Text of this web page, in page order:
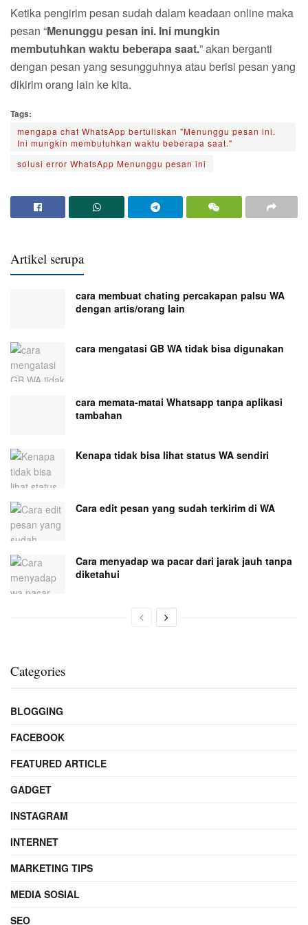
Ketika pengirim pesan sudah dalam keadaan online maka
pesan “Menunggu pesan ini. Ini mungkin
membutuhkan waktu beberapa saat.” akan berganti
dengan pesan yang sesungguhnya atau berisi pesan yang
dikirim orang lain ke kita.
Tags:
mengapa chat WhatsApp bertuliskan "Menunggu pesan ini.
Ini mungkin membutuhkan waktu beberapa saat."
solusi error WhatsApp Menunggu pesan ini
Artikel serupa
cara membuat chating percakapan palsu WA
dengan artis/orang lain
cara mengatasi GB WA tidak bisa digunakan
cara memata-matai Whatsapp tanpa aplikasi
tambahan
Kenapa tidak bisa lihat status WA sendiri
Cara edit pesan yang sudah terkirim di WA
Cara menyadap wa pacar dari jarak jauh tanpa
diketahui
Categories
BLOGGING
FACEBOOK
FEATURED ARTICLE
GADGET
INSTAGRAM
INTERNET
MARKETING TIPS
MEDIA SOSIAL
SEO